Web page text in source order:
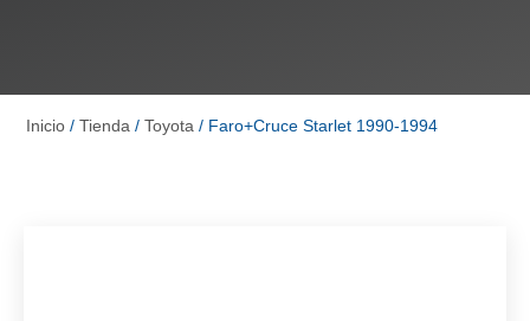
Inicio / Tienda / Toyota / Faro+Cruce Starlet 1990-1994